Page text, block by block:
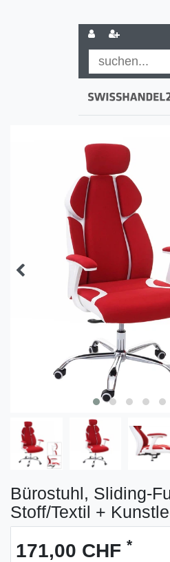
Bürostuhl, Sliding-
Stoff/Textil +
171,00 CHF *